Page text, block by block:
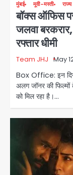
मुंबई मूवी-मस्ती राज्य
बॉक्स ऑफिस पर
जलवा बरकरार,
रफ्तार धीमी
Team JHJ May
Box Office: इन
अलग जॉनर की
को मिल रहा है।…